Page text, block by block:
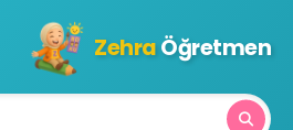
ZehraÖğretmen